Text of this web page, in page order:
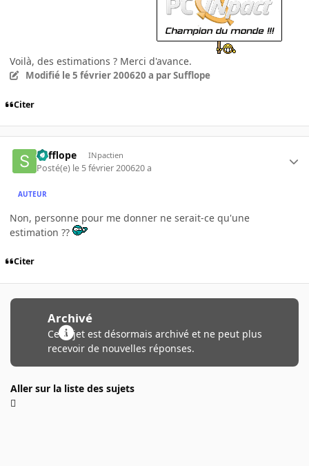
Voilà, des estimations ? Merci d'avance.
Modifié le 5 février 200620 a par Sufflope
Citer
Sufflope INpactien
Posté(e) le 5 février 200620 a
AUTEUR
Non, personne pour me donner ne serait-ce qu'une
estimation ??
Citer
Archivé
Ce sujet est désormais archivé et ne peut plus
recevoir de nouvelles réponses.
Aller sur la liste des sujets